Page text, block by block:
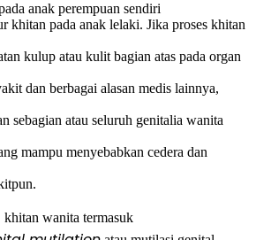
anak perempuan sendiri
khitan pada anak lelaki. Jika proses khitan
kulup atau kulit bagian atas pada organ
dan berbagai alasan medis lainnya,
sebagian atau seluruh genitalia wanita
mampu menyebabkan cedera dan
khitan wanita termasuk